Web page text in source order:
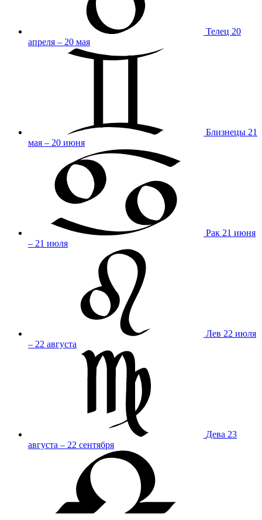
Телец 20
апреля – 20 мая
Близнецы 21
мая – 20 июня
Рак 21 июня
– 21 июля
Лев 22 июля
– 22 августа
Дева 23
августа – 22 сентября